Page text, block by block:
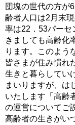
団塊の世代の方が
齢者人口は2月末
率は22．53パーセ
きましても高齢化
ります。このよう
皆さまが住み慣れ
生きと暮らしてい
まいりますが、は
いたします「高齢
の運営についてご
高齢者の生きがい